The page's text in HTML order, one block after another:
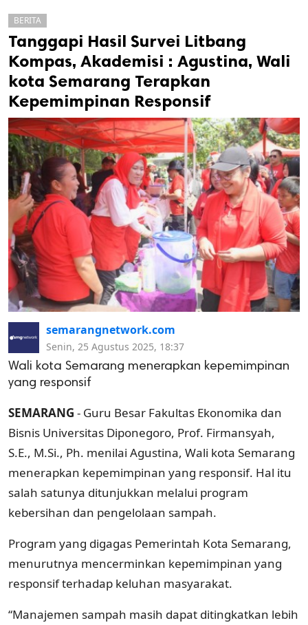
cipta.
BERITA
Tanggapi Hasil Survei Litbang
Kompas, Akademisi : Agustina, Wali
kota Semarang Terapkan
Kepemimpinan Responsif
semarangnetwork.com
Senin, 25 Agustus 2025, 18:37
Wali kota Semarang menerapkan kepemimpinan
yang responsif
SEMARANG - Guru Besar Fakultas Ekonomika dan
Bisnis Universitas Diponegoro, Prof. Firmansyah,
S.E., M.Si., Ph. menilai Agustina, Wali kota Semarang
menerapkan kepemimpinan yang responsif. Hal itu
salah satunya ditunjukkan melalui program
kebersihan dan pengelolaan sampah.
Program yang digagas Pemerintah Kota Semarang,
menurutnya mencerminkan kepemimpinan yang
responsif terhadap keluhan masyarakat.
“Manajemen sampah masih dapat ditingkatkan lebih